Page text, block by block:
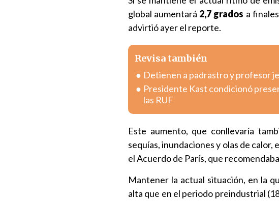
global aumentará 2,7 grados a
advirtió ayer el reporte.
Revisa también
Detienen a padrastro y profesor
Presidente Kast condicionó
las RUF
Este aumento, que conllevaría
sequías, inundaciones y olas de
el Acuerdo de París, que
Mantener la actual situación, en la
alta que en el periodo preindustrial